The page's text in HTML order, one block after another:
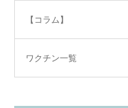
【コラム】
ワクチン一覧